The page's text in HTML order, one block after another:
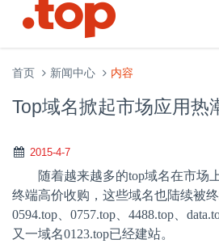
首页 新闻中心 内容
Top域名掀起市场应用热
2015-4-7
随着越来越多的top域名在市场
终端高价收购，这些域名也陆续被
0594.top
0757.top 4488.top
又一域名0123.top已经建站。